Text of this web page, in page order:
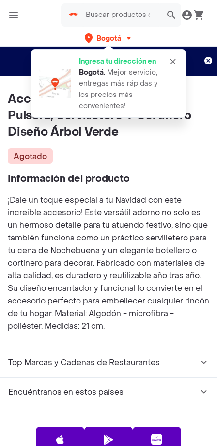
Bogotá
Ingresa tu dirección en
Bogotá. Mejor servicio,
entregas más rápidas y
los precios más
convenientes!
envíos gratis por semanas
Aplican TyC
Accesorio Navideño 3 En 1:
Pulsera, Servilletero Y Cortinero
Diseño Árbol Verde
Agotado
Información del producto
¡Dale un toque especial a tu Navidad con este
increíble accesorio! Este versátil adorno no solo es
un hermoso detalle para tu atuendo festivo, sino que
también funciona como un práctico servilletero para
tu cena de Nochebuena y un elegante botellero o
cortinero para decorar. Fabricado con materiales de
alta calidad, es duradero y reutilizable año tras año.
Su diseño encantador y funcional lo convierte en el
accesorio perfecto para embellecer cualquier rincón
de tu hogar. Material: Algodón - microfibra -
poliéster. Medidas: 21 cm.
Top Marcas y Cadenas de Restaurantes
Encuéntranos en estos países